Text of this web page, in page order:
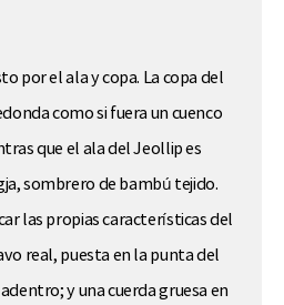
por el ala y copa. La copa del
como si fuera un cuenco
que el ala del Jeollip es
sombrero de bambú tejido.
las propias características del
real, puesta en la punta del
y una cuerda gruesa en